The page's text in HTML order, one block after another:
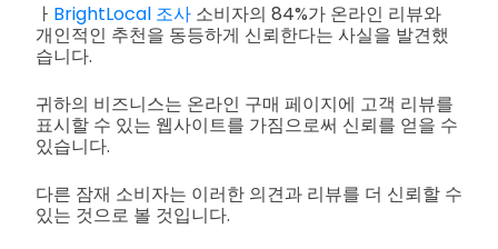
ㅏ BrightLocal 조사 소비자의 84%가 온라인 리뷰와
개인적인 추천을 동등하게 신뢰한다는 사실을 발견했
습니다.
귀하의 비즈니스는 온라인 구매 페이지에 고객 리뷰를
표시할 수 있는 웹사이트를 가짐으로써 신뢰를 얻을 수
있습니다.
다른 잠재 소비자는 이러한 의견과 리뷰를 더 신뢰할 수
있는 것으로 볼 것입니다.